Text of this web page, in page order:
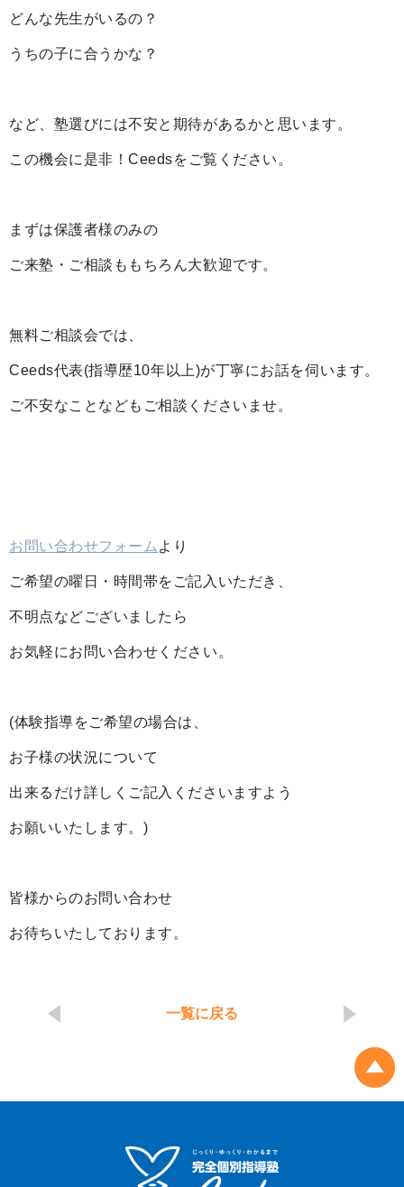
どんな先生がいるの？
うちの子に合うかな？
など、塾選びには不安と期待があるかと思います。
この機会に是非！Ceedsをご覧ください。
まずは保護者様のみの
ご来塾・ご相談ももちろん大歓迎です。
無料ご相談会では、
Ceeds代表(指導歴10年以上)が丁寧にお話を伺います。
ご不安なことなどもご相談くださいませ。
お問い合わせフォーム より
ご希望の曜日・時間帯をご記入いただき、
不明点などございましたら
お気軽にお問い合わせください。
(体験指導をご希望の場合は、
お子様の状況について
出来るだけ詳しくご記入くださいますよう
お願いいたします。)
皆様からのお問い合わせ
お待ちいたしております。
一覧に戻る